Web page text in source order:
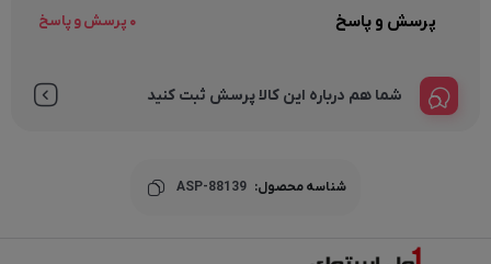
پرسش و پاسخ 0 پرسش و پاسخ
شما هم درباره این کالا پرسش ثبت کنید
شناسه محصول: ASP-88139